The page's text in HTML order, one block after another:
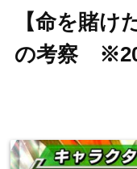
【命を賭け
の考察